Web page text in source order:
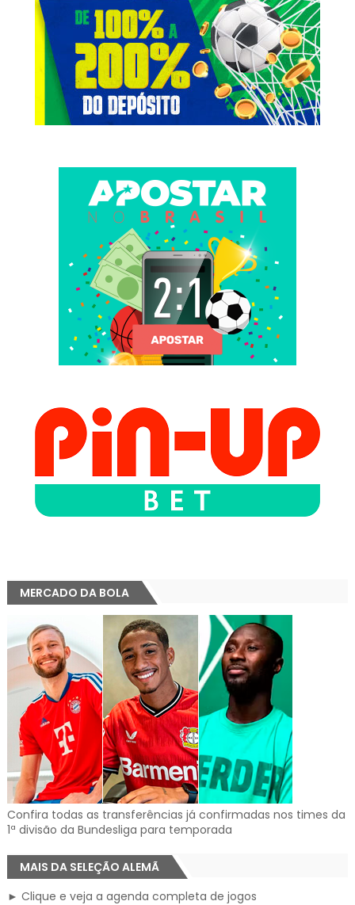
MERCADO DA BOLA
Confira todas as transferências já confirmadas nos times da
1ª divisão da Bundesliga para temporada
MAIS DA SELEÇÃO ALEMÃ
► Clique e veja a agenda completa de jogos